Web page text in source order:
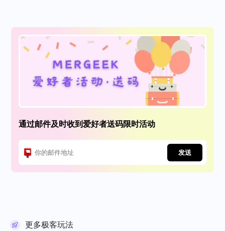
通过邮件及时收到爱好者送码限时活动
发送
更多极客玩法